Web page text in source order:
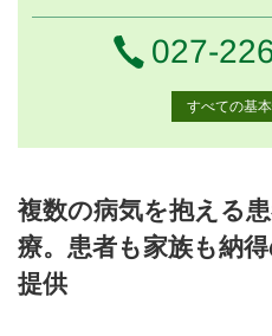
電話番
027-
すべての基
9:00～12:00
● ●
15:00～18:00
● ●
複数の病気を抱える
療。患者も家族も納
提供